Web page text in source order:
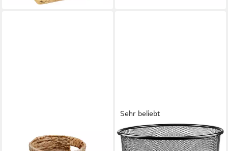
RELAXDAYS
Papierkorb aus
Sehr beliebt
SINOBA
Papierkorb Mülleimer